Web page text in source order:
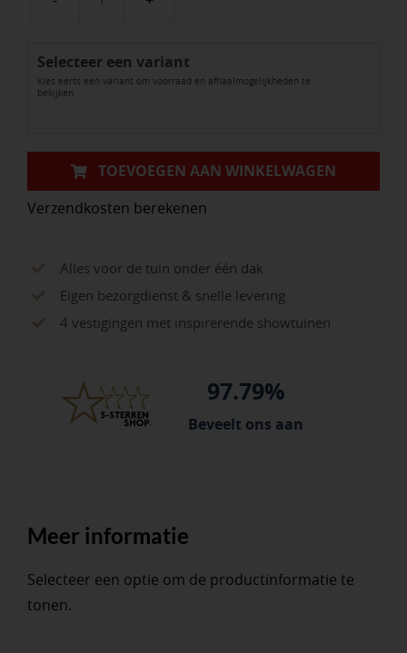
Bamboescherm
rol
zwart
Selecteer een variant
Kies eerst een variant om voorraad en afhaalmogelijkheden te
bekijken.
TOEVOEGEN AAN WINKELWAGEN
Verzendkosten berekenen
Alles voor de tuin onder één dak
Eigen bezorgdienst & snelle levering
4 vestigingen met inspirerende showtuinen
97.79%
Beveelt ons aan
Meer informatie
Selecteer een optie om de productinformatie te
tonen.